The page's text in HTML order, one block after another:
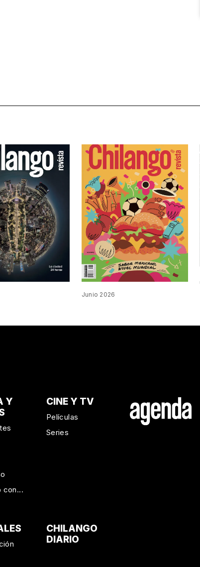
Junio 2026
Y
con...
CINE Y TV
Películas
Series
CHILANGO
DIARIO